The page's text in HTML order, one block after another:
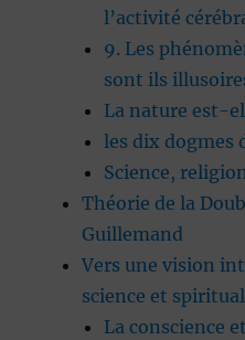
l’activité
9. Les
sont ils
La nature est-
les dix dogmes
Science,
Théorie de la
Guillemand
Vers une vision
science et
La conscience